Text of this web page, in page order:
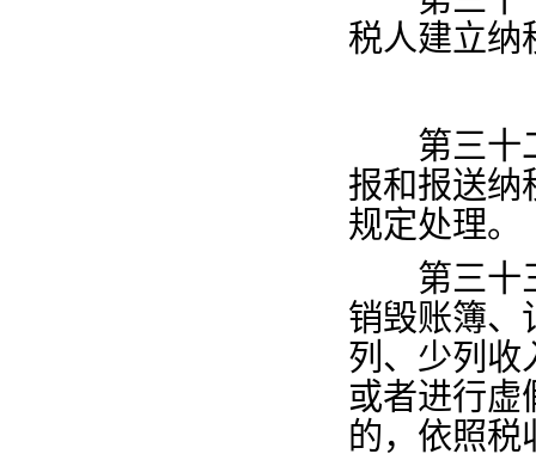
税人建立纳
第三十
报和报送纳
规定处理。
第三十
销毁账簿、
列、少列收
或者进行虚
的，依照税